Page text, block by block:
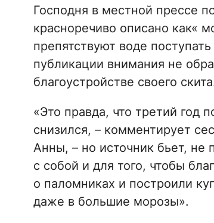
Господня в местной прессе
красноречиво описано как«
препятствуют воде
публикации внимания не
благоустройстве своего
«Это правда, что третий год
снизился, – комментирует
Анны, – но источник бьет, не
с собой и для того, чтобы
о паломниках и построили
даже в большие морозы».